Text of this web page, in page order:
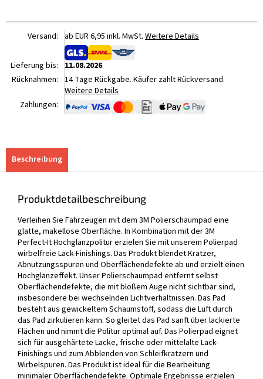
Versand: ab EUR 6,95 inkl. MwSt. Weitere Details
Lieferung bis:
11.08.2026
Rücknahmen: 14 Tage Rückgabe. Käufer zahlt Rückversand.
Weitere Details
Zahlungen:
Beschreibung
Produktdetailbeschreibung
Verleihen Sie Fahrzeugen mit dem 3M Polierschaumpad eine
glatte, makellose Oberfläche. In Kombination mit der 3M
Perfect-It Hochglanzpolitur erzielen Sie mit unserem Polierpad
wirbelfreie Lack-Finishings. Das Produkt blendet Kratzer,
Abnutzungsspuren und Oberflächendefekte ab und erzielt einen
Hochglanzeffekt. Unser Polierschaumpad entfernt selbst
Oberflächendefekte, die mit bloßem Auge nicht sichtbar sind,
insbesondere bei wechselnden Lichtverhältnissen. Das Pad
besteht aus gewickeltem Schaumstoff, sodass die Luft durch
das Pad zirkulieren kann. So gleitet das Pad sanft über lackierte
Flächen und nimmt die Politur optimal auf. Das Polierpad eignet
sich für ausgehärtete Lacke, frische oder mittelalte Lack-
Finishings und zum Abblenden von Schleifkratzern und
Wirbelspuren. Das Produkt ist ideal für die Bearbeitung
minimaler Oberflächendefekte. Optimale Ergebnisse erzielen